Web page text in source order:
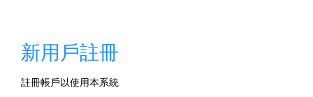
新用戶註冊
註冊帳戶以使用本系統